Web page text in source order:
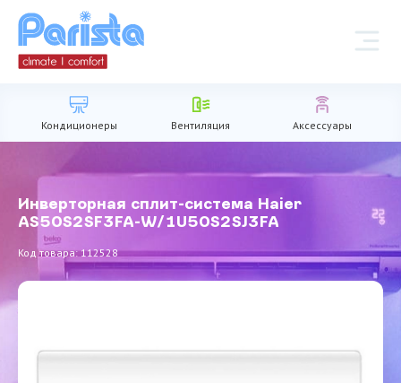
Кондиционеры Вентиляция Аксессуары
Инверторная сплит-система Haier
AS50S2SF3FA-W/1U50S2SJ3FA
Код товара: 112528